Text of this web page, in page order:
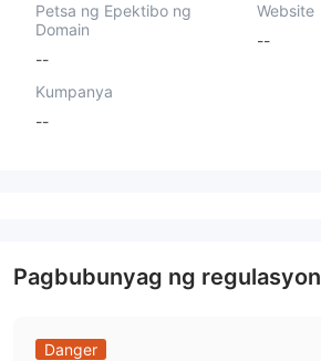
Petsa ng Epektibo ng
Domain
--
Website
--
Kumpanya
--
Pagbubunyag ng regulasyon
Danger